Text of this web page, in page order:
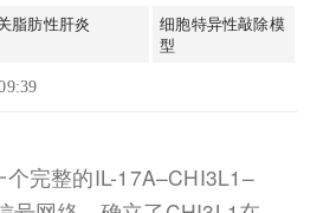
脂肪性肝炎
细胞特异性敲除模
型
完整的IL-17A–CHI3L1–